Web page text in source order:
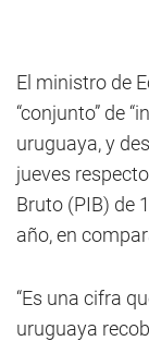
El ministro de
“conjunto” de
uruguaya, y
jueves
Bruto (PIB) de
año, en
“Es una cifra
uruguaya